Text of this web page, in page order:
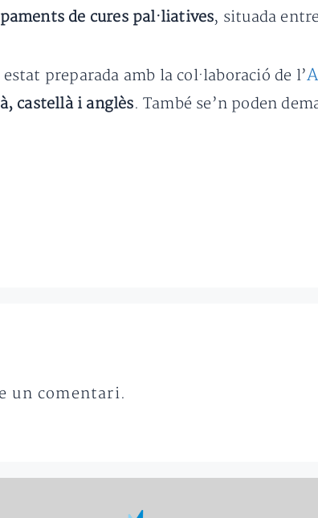
de cures pal·liatives, situada
preparada amb la col·laboració de l’
castellà i anglès. També se’n poden
un comentari.